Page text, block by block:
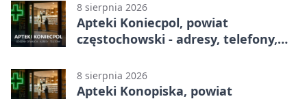
8 sierpnia 2026
Apteki Koniecpol, powiat
częstochowski - adresy, telefony,
8 sierpnia 2026
Apteki Konopiska, powiat